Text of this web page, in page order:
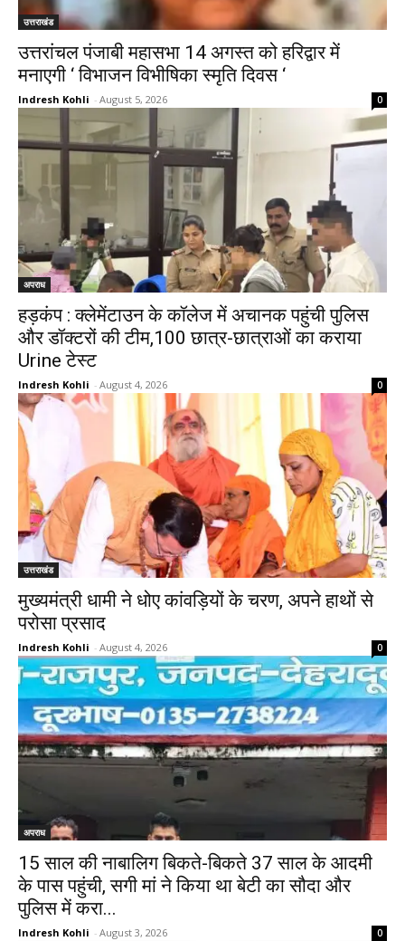
उत्तराखंड
उत्तरांचल पंजाबी महासभा 14 अगस्त को हरिद्वार में
मनाएगी ‘ विभाजन विभीषिका स्मृति दिवस ‘
Indresh Kohli - August 5, 2026 0
अपराध
हड़कंप : क्लेमेंटाउन के कॉलेज में अचानक पहुंची पुलिस
और डॉक्टरों की टीम,100 छात्र-छात्राओं का कराया
Urine टेस्ट
Indresh Kohli - August 4, 2026 0
उत्तराखंड
मुख्यमंत्री धामी ने धोए कांवड़ियों के चरण, अपने हाथों से
परोसा प्रसाद
Indresh Kohli - August 4, 2026 0
अपराध
15 साल की नाबालिग बिकते-बिकते 37 साल के आदमी
के पास पहुंची, सगी मां ने किया था बेटी का सौदा और
पुलिस में करा...
Indresh Kohli - August 3, 2026 0